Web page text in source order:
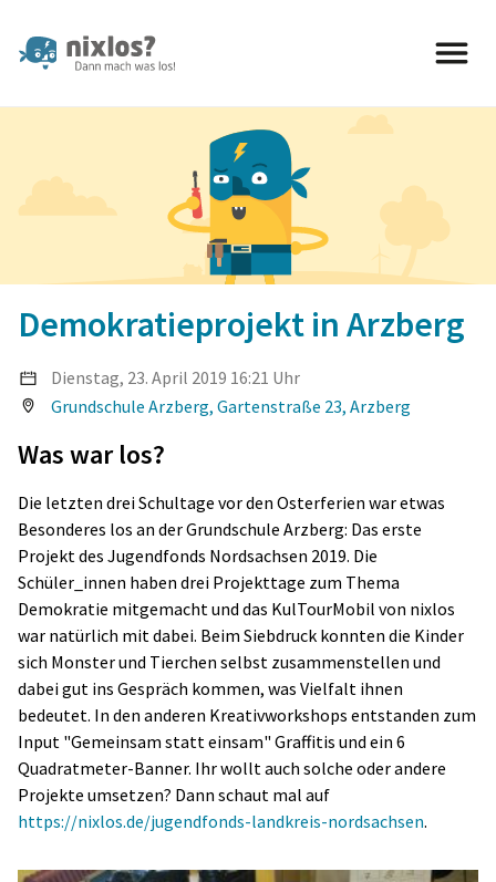
nixlos? Dann mach was
Demokratieprojekt in Arzberg
Dienstag, 23. April 2019 16:21 Uhr
Grundschule Arzberg, Gartenstraße 23, Arzberg
Was war los?
Die letzten drei Schultage vor den Osterferien war etwas
Besonderes los an der Grundschule Arzberg: Das erste
Projekt des Jugendfonds Nordsachsen 2019. Die
Schüler_innen haben drei Projekttage zum Thema
Demokratie mitgemacht und das KulTourMobil von nixlos
war natürlich mit dabei. Beim Siebdruck konnten die Kinder
sich Monster und Tierchen selbst zusammenstellen und
dabei gut ins Gespräch kommen, was Vielfalt ihnen
bedeutet. In den anderen Kreativworkshops entstanden zum
Input "Gemeinsam statt einsam" Graffitis und ein 6
Quadratmeter-Banner. Ihr wollt auch solche oder andere
Projekte umsetzen? Dann schaut mal auf
https://nixlos.de/jugendfonds-landkreis-nordsachsen.